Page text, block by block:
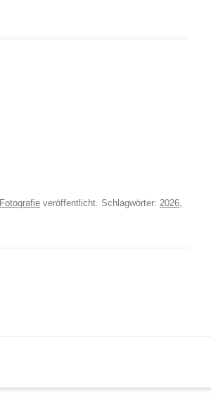
Fotografie veröffentlicht. Schlagwörter: 2026,